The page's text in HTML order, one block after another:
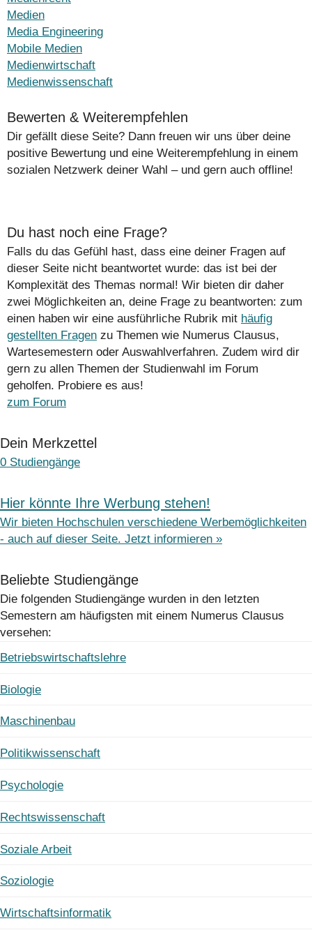
Medien
Media Engineering
Mobile Medien
Medienwirtschaft
Medienwissenschaft
Bewerten & Weiterempfehlen
Dir gefällt diese Seite? Dann freuen wir uns über deine
positive Bewertung und eine Weiterempfehlung in einem
sozialen Netzwerk deiner Wahl – und gern auch offline!
Du hast noch eine Frage?
Falls du das Gefühl hast, dass eine deiner Fragen auf
dieser Seite nicht beantwortet wurde: das ist bei der
Komplexität des Themas normal! Wir bieten dir daher
zwei Möglichkeiten an, deine Frage zu beantworten: zum
einen haben wir eine ausführliche Rubrik mit häufig
gestellten Fragen zu Themen wie Numerus Clausus,
Wartesemestern oder Auswahlverfahren. Zudem wird dir
gern zu allen Themen der Studienwahl im Forum
geholfen. Probiere es aus!
zum Forum
Dein Merkzettel
0 Studiengänge
Hier könnte Ihre Werbung stehen!
Wir bieten Hochschulen verschiedene Werbemöglichkeiten
- auch auf dieser Seite. Jetzt informieren »
Beliebte Studiengänge
Die folgenden Studiengänge wurden in den letzten
Semestern am häufigsten mit einem Numerus Clausus
versehen:
Betriebswirtschaftslehre
Biologie
Maschinenbau
Politikwissenschaft
Psychologie
Rechtswissenschaft
Soziale Arbeit
Soziologie
Wirtschaftsinformatik